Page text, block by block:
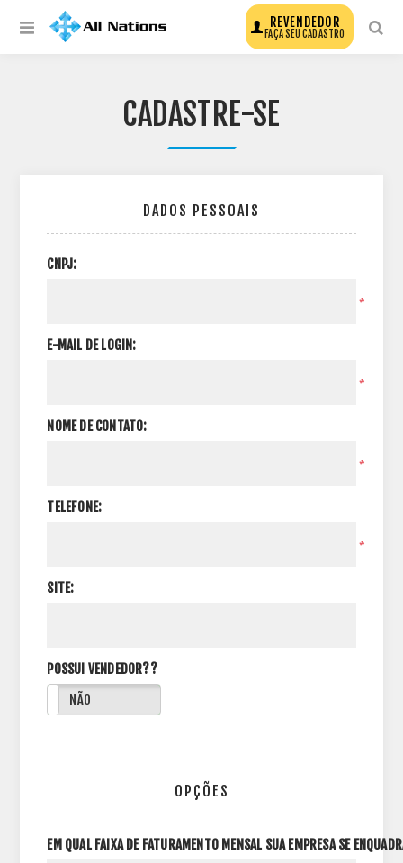
REVENDEDOR
FAÇA SEU CADASTRO
CADASTRE-SE
DADOS PESSOAIS
CNPJ:
*
E-MAIL DE LOGIN:
*
NOME DE CONTATO:
*
TELEFONE:
*
SITE:
POSSUI VENDEDOR??
NÃO
OPÇÕES
EM QUAL FAIXA DE FATURAMENTO MENSAL SUA EMPRESA SE